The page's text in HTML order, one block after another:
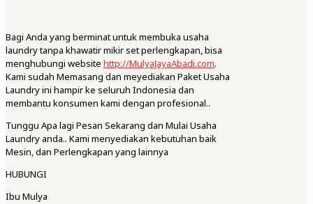
Bagi Anda yang berminat untuk membuka usaha
laundry tanpa khawatir mikir set perlengkapan, bisa
menghubungi website http://MulyaJayaAbadi.com.
Kami sudah Memasang dan meyediakan Paket Usaha
Laundry ini hampir ke seluruh Indonesia dan
membantu konsumen kami dengan profesional..
Tunggu Apa lagi Pesan Sekarang dan Mulai Usaha
Laundry anda.. Kami menyediakan kebutuhan baik
Mesin, dan Perlengkapan yang lainnya
HUBUNGI
Ibu Mulya